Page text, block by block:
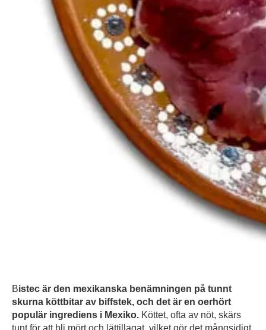
Bistec är den mexikanska benämningen på tunnt
skurna köttbitar av biffstek, och det är en oerhört
populär ingrediens i Mexiko. Köttet, ofta av nöt, skärs
tunt för att bli mört och lättillagat, vilket gör det mångsidigt